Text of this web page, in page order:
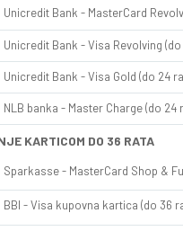
Unicredit Bank - MasterCard
Unicredit Bank - Visa Revolving
Unicredit Bank - Visa Gold (do 24
NLB banka - Master Charge (do 24
KARTICOM DO 36 RATA
Sparkasse - MasterCard Shop &
BBI - Visa kupovna kartica (do 36